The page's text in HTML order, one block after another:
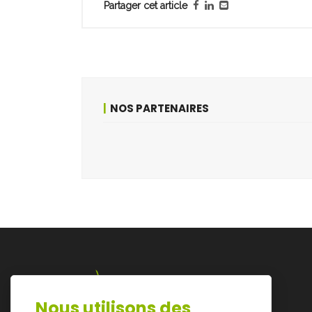
Partager cet article
NOS PARTENAIRES
Lazarijstraat 168